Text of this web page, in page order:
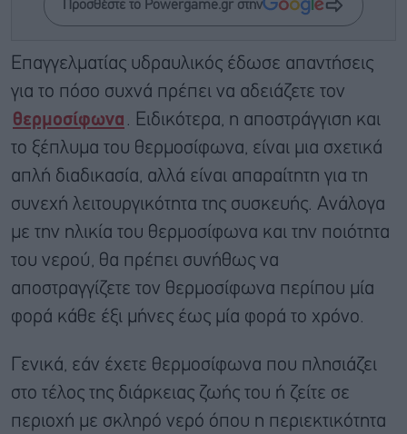
Προσθέστε το Powergame.gr στην
Eπαγγελματίας υδραυλικός έδωσε απαντήσεις
για το πόσο συχνά πρέπει να αδειάζετε τον
θερμοσίφωνα . Ειδικότερα, η αποστράγγιση και
το ξέπλυμα του θερμοσίφωνα, είναι μια σχετικά
απλή διαδικασία, αλλά είναι απαραίτητη για τη
συνεχή λειτουργικότητα της συσκευής. Ανάλογα
με την ηλικία του θερμοσίφωνα και την ποιότητα
του νερού, θα πρέπει συνήθως να
αποστραγγίζετε τον θερμοσίφωνα περίπου μία
φορά κάθε έξι μήνες έως μία φορά το χρόνο.
Γενικά, εάν έχετε θερμοσίφωνα που πλησιάζει
στο τέλος της διάρκειας ζωής του ή ζείτε σε
περιοχή με σκληρό νερό όπου η περιεκτικότητα